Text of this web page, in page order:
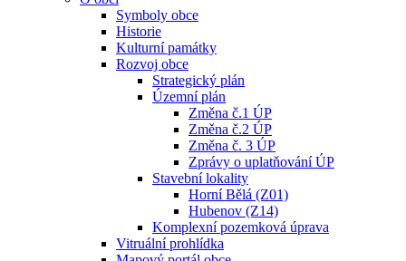
Symboly obce
Historie
Kulturní památky
Rozvoj obce
Strategický plán
Územní plán
Změna č.1 ÚP
Změna č.2 ÚP
Změna č. 3 ÚP
Zprávy o uplatňování ÚP
Stavební lokality
Horní Bělá (Z01)
Hubenov (Z14)
Komplexní pozemková úprava
Vitruální prohlídka